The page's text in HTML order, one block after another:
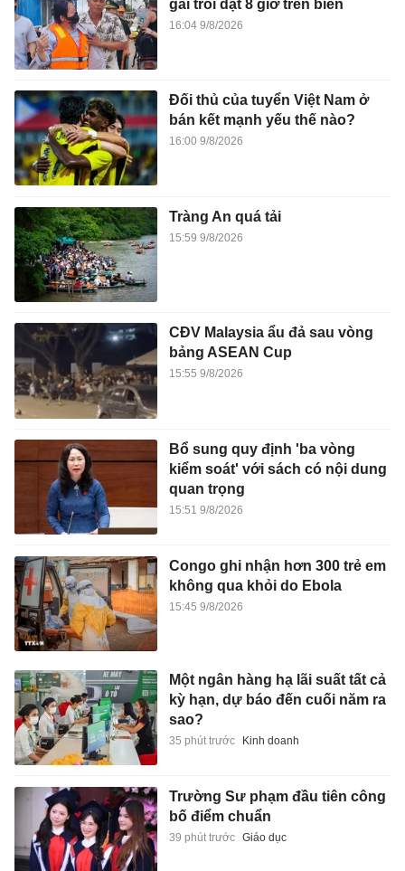
gái trôi dạt 8 giờ trên biển
16:04 9/8/2026
Đối thủ của tuyển Việt Nam ở
bán kết mạnh yếu thế nào?
16:00 9/8/2026
Tràng An quá tải
15:59 9/8/2026
CĐV Malaysia ẩu đả sau vòng
bảng ASEAN Cup
15:55 9/8/2026
Bổ sung quy định 'ba vòng
kiểm soát' với sách có nội dung
quan trọng
15:51 9/8/2026
Congo ghi nhận hơn 300 trẻ em
không qua khỏi do Ebola
15:45 9/8/2026
Một ngân hàng hạ lãi suất tất cả
kỳ hạn, dự báo đến cuối năm ra
sao?
35 phút trước Kinh doanh
Trường Sư phạm đầu tiên công
bố điểm chuẩn
39 phút trước Giáo dục